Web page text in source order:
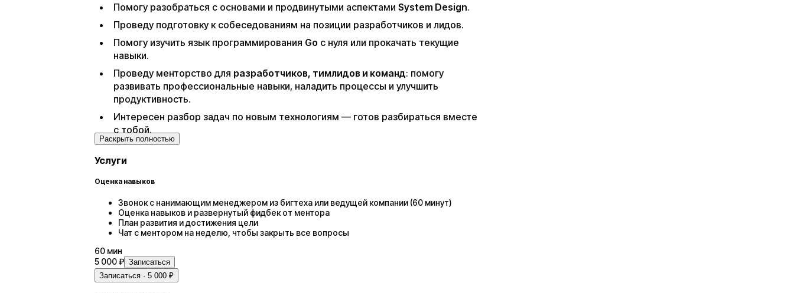
Помогу разобраться с основами и продвинутыми аспектами System Design.
Проведу подготовку к собеседованиям на позиции разработчиков и лидов.
Помогу изучить язык программирования Go с нуля или прокачать текущие
навыки.
Проведу менторство для разработчиков, тимлидов и команд: помогу
развивать профессиональные навыки, наладить процессы и улучшить
продуктивность.
Интересен разбор задач по новым технологиям — готов разбираться вместе
с тобой.
Раскрыть полностью
Услуги
Оценка навыков
Звонок с нанимающим менеджером из бигтеха или ведущей компании (60 минут)
Оценка навыков и развернутый фидбек от ментора
План развития и достижения цели
Чат с ментором на неделю, чтобы закрыть все вопросы
60 мин
5 000 ₽ Записаться
Записаться · 5 000 ₽